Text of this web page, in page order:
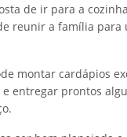
de ir para a
reunir a família para
montar cardápios
entregar prontos